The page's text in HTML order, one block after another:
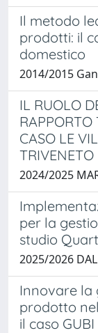
Il metodo
prodotti: il
domestico
2014/2015
IL RUOLO
RAPPORTO
CASO LE
TRIVENETO
2024/2025
per la
studio
2025/2026
Innovare la
prodotto
il caso GUBI